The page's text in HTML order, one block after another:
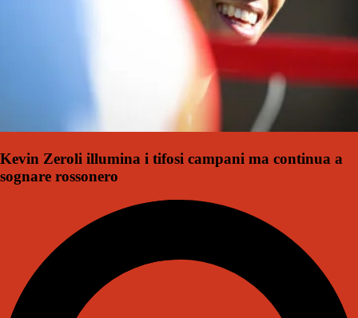
Kevin Zeroli illumina i tifosi campani ma continua a
sognare rossonero